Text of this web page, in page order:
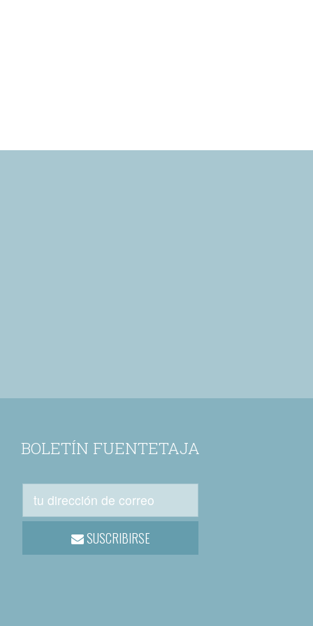
BOLETÍN FUENTETAJA
SUSCRIBIRSE